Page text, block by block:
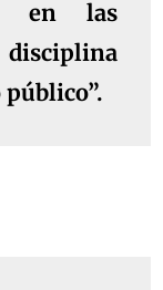
en las